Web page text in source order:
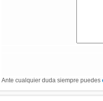
Ante cualquier duda siempre puedes